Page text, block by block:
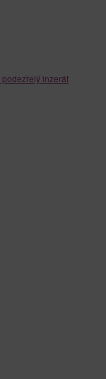
podezřelý inzerát